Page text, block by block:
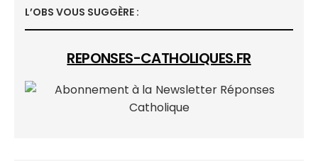
L’OBS VOUS SUGGÈRE :
REPONSES-CATHOLIQUES.FR